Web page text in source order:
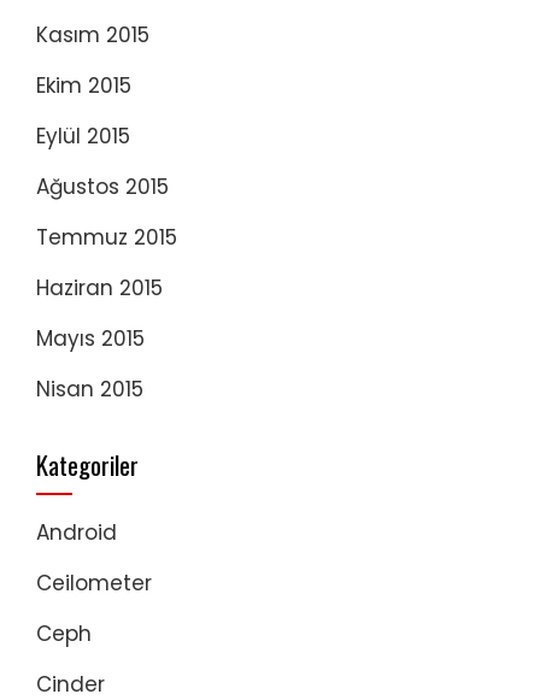
Kasım 2015
Ekim 2015
Eylül 2015
Ağustos 2015
Temmuz 2015
Haziran 2015
Mayıs 2015
Nisan 2015
Kategoriler
Android
Ceilometer
Ceph
Cinder